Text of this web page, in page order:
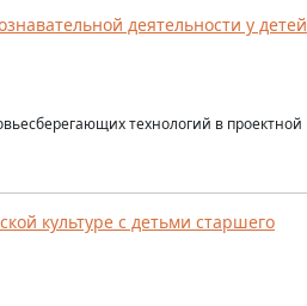
деятельности у детей
технологий в проектной
культуре с детьми старшего